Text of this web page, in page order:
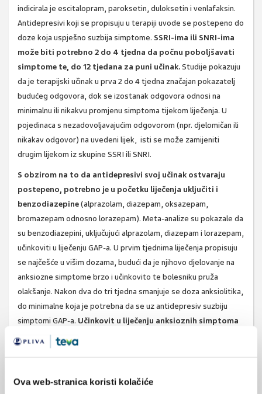
Ova web-stranica koristi kolačiće
indicirala je escitalopram, paroksetin, duloksetin i venlafaksin.
Antidepresivi koji se propisuju u terapiji uvode se postepeno do
doze koja uspješno suzbija simptome. SSRI-ima ili SNRI-ima
može biti potrebno 2 do 4 tjedna da počnu poboljšavati
simptome te, do 12 tjedana za puni učinak.Studije pokazuju
da je terapijski učinak u prva 2 do 4 tjedna značajan pokazatelj
budućeg odgovora, dok se izostanak odgovora odnosi na
minimalnu ili nikakvu promjenu simptoma tijekom liječenja. U
pojedinaca s nezadovoljavajućim odgovorom (npr. djelomičan ili
nikakav odgovor) na uvedeni lijek, isti se može zamijeniti
drugim lijekom iz skupine SSRI ili SNRI.
S obzirom na to da antidepresivi svoj učinak ostvaraju
postepeno, potrebno je u početku liječenja uključiti i
benzodiazepine(alprazolam, diazepam, oksazepam,
bromazepam odnosno lorazepam). Meta-analize su pokazale da
su benzodiazepini, uključujući alprazolam, diazepam i lorazepam,
učinkoviti u liječenju GAP-a. U prvim tjednima liječenja propisuju
se najčešće u višim dozama, budući da je njihovo djelovanje na
anksiozne simptome brzo i učinkovito te bolesniku pruža
olakšanje. Nakon dva do tri tjedna smanjuje se doza anksiolitika,
do minimalne koja je potrebna da se uz antidepresiv suzbiju
simptomi GAP-a. Učinkovit u liječenju anksioznih simptoma
pokazao se i pregabalin
u terapiju te pomoći u smanjenju simptoma bolesti, uz
smanjuje potrebu za uzimanjem benzodiazepina. Vrijeme